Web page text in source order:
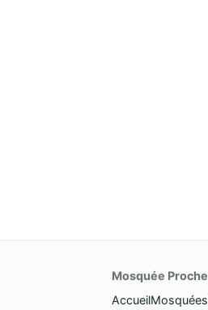
Mosquée Proche
AccueilMosquées